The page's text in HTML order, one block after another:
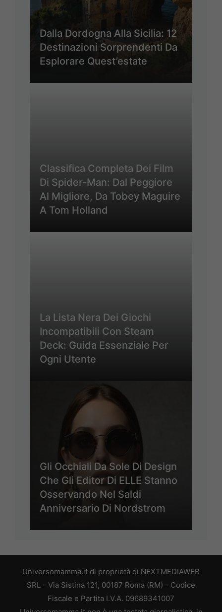
Dalla Dordogna Alla Sicilia: 12
Destinazioni Sorprendenti Da
Esplorare Quest’estate
Classifica Completa Dei Film
Di Spider-Man: Dal Peggiore
Al Migliore, Da Tobey Maguire
A Tom Holland
La Lista Nera Dei Giochi
Incompatibili Con Steam
Deck: Guida Essenziale Per
Ogni Utente
Gli Occhiali Da Sole Di Design
Che Gli Editor Di ELLE Stanno
Osservando Nel Saldi
Anniversario Di Nordstrom
Universomamma.it di proprietà di NEXTMEDIAWEB
SRL - Via Sistina 121, 00187 Roma (RM) - Codice
Fiscale e Partita I.V.A. 09689341007